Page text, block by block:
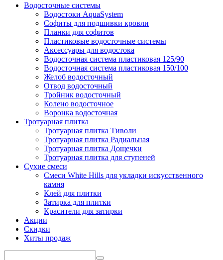
Водосточные системы
Водостоки AquaSystem
Софиты для подшивки кровли
Планки для софитов
Пластиковые водосточные системы
Аксессуары для водостока
Водосточная система пластиковая 125/90
Водосточная система пластиковая 150/100
Желоб водосточный
Отвод водосточный
Тройник водосточный
Колено водосточное
Воронка водосточная
Тротуарная плитка
Тротуарная плитка Тиволи
Тротуарная плитка Радиальная
Тротуарная плитка Дощечки
Тротуарная плитка для ступеней
Сухие смеси
Смеси White Hills для укладки искусственного
камня
Клей для плитки
Затирка для плитки
Красители для затирки
Акции
Скидки
Хиты продаж